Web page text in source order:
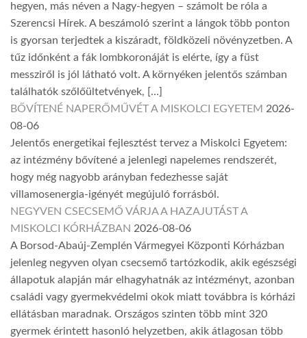
hegyen, más néven a Nagy-hegyen – számolt be róla a
Szerencsi Hírek. A beszámoló szerint a lángok több ponton
is gyorsan terjedtek a kiszáradt, földközeli növényzetben. A
tűz időnként a fák lombkoronáját is elérte, így a füst
messziről is jól látható volt. A környéken jelentős számban
találhatók szőlőültetvények, […]
BŐVÍTENÉ NAPERŐMŰVÉT A MISKOLCI EGYETEM 2026-
08-06
Jelentős energetikai fejlesztést tervez a Miskolci Egyetem:
az intézmény bővítené a jelenlegi napelemes rendszerét,
hogy még nagyobb arányban fedezhesse saját
villamosenergia-igényét megújuló forrásból.
NEGYVEN CSECSEMŐ VÁRJA A HAZAJUTÁST A
MISKOLCI KÓRHÁZBAN 2026-08-06
A Borsod-Abaúj-Zemplén Vármegyei Központi Kórházban
jelenleg negyven olyan csecsemő tartózkodik, akik egészségi
állapotuk alapján már elhagyhatnák az intézményt, azonban
családi vagy gyermekvédelmi okok miatt továbbra is kórházi
ellátásban maradnak. Országos szinten több mint 320
gyermek érintett hasonló helyzetben, akik átlagosan több